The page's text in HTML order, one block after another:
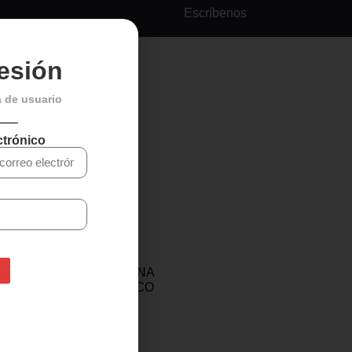
Escríbenos
LUBRICANTE CADENA
MUC-OFF CLIMA SECO
de usuario